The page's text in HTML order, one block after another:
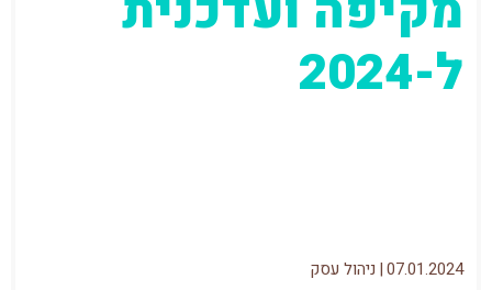
ל-2024
07.01.2024
| ניהול עסק